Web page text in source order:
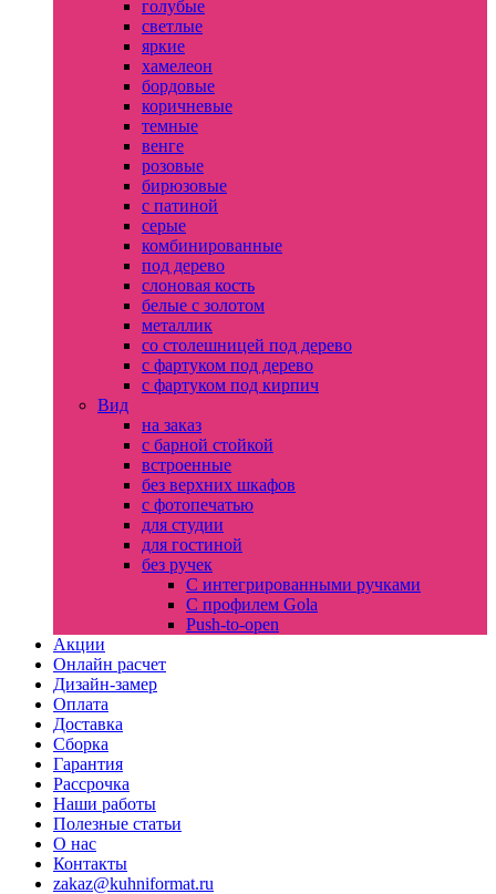
голубые
светлые
яркие
хамелеон
бордовые
коричневые
темные
венге
розовые
бирюзовые
с патиной
серые
комбинированные
под дерево
слоновая кость
белые с золотом
металлик
со столешницей под дерево
с фартуком под дерево
с фартуком под кирпич
Вид
на заказ
с барной стойкой
встроенные
без верхних шкафов
с фотопечатью
для студии
для гостиной
без ручек
С интегрированными ручками
С профилем Gola
Push-to-open
Акции
Онлайн расчет
Дизайн-замер
Оплата
Доставка
Сборка
Гарантия
Рассрочка
Наши работы
Полезные статьи
О нас
Контакты
zakaz@kuhniformat.ru